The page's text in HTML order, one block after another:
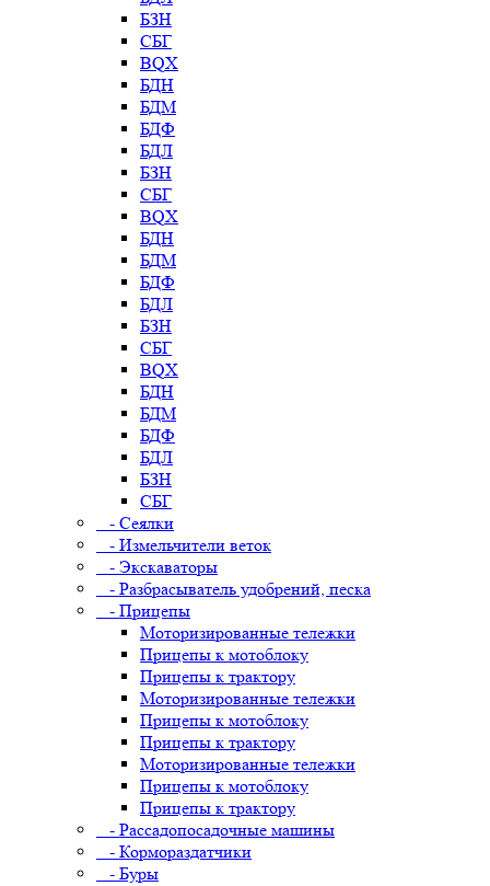
БЗН
СБГ
BQX
БДН
БДМ
БДФ
БДЛ
БЗН
СБГ
BQX
БДН
БДМ
БДФ
БДЛ
БЗН
СБГ
BQX
БДН
БДМ
БДФ
БДЛ
БЗН
СБГ
- Сеялки
- Измельчители веток
- Экскаваторы
- Разбрасыватель удобрений, песка
- Прицепы
Моторизированные тележки
Прицепы к мотоблоку
Прицепы к трактору
Моторизированные тележки
Прицепы к мотоблоку
Прицепы к трактору
Моторизированные тележки
Прицепы к мотоблоку
Прицепы к трактору
- Рассадопосадочные машины
- Кормораздатчики
- Буры